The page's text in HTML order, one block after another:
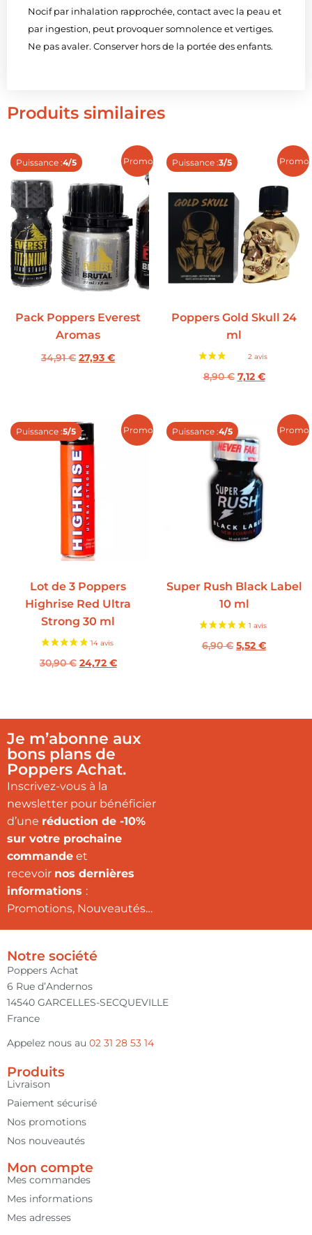
Nocif par inhalation rapprochée, contact avec la peau et
par ingestion, peut provoquer somnolence et vertiges.
Ne pas avaler. Conserver hors de la portée des enfants.
Produits similaires
Promo !
Puissance :4/5
Pack Poppers Everest
Aromas
34,91€ 27,93 €
Promo
Puissance :3/5
Poppers Gold Skull 24
ml
8,90€ 7,12 €
Promo !
Puissance :5/5
Lot de 3 Poppers
Highrise Red Ultra
Strong 30 ml
30,90€ 24,72 €
Promo
Puissance :4/5
Super Rush Black Label
10 ml
6,90€ 5,52 €
Je m’abonne aux
bons plans de
Poppers Achat.
Inscrivez-vous à la
newsletter pour bénéficier
d’une réduction de -10%
sur votre prochaine
commande et
recevoir nos dernières
informations :
Promotions, Nouveautés…
Notre société
Poppers Achat
6 Rue d’Andernos
14540 GARCELLES-SECQUEVILLE
France
Appelez nous au 02 31 28 53 14
Produits
Livraison
Paiement sécurisé
Nos promotions
Nos nouveautés
Mon compte
Mes commandes
Mes informations
Mes adresses